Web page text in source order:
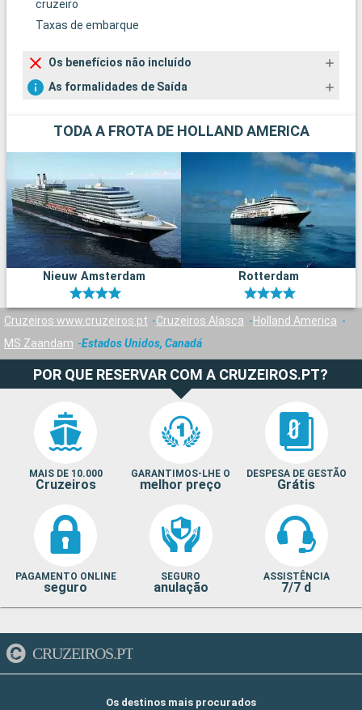
cruzeiro
Taxas de embarque
Os benefícios não incluído
As formalidades de Saída
TODA A FROTA DE HOLLAND AMERICA
Nieuw Amsterdam Rotterdam
Cruzeiros www.cruzeiros.pt Cruzeiros Alasca
Holland America
MS Zaandam
Estados Unidos, Canadá
POR QUE RESERVAR COM A CRUZEIROS.PT?
MAIS DE 10.000
Cruzeiros
GARANTIMOS-LHE O
melhor preço
DESPESA DE GESTÃO
Grátis
PAGAMENTO ONLINE
seguro
SEGURO
anulação
ASSISTÊNCIA
7/7 d
CRUZEIROS.PT
Os destinos mais procurados